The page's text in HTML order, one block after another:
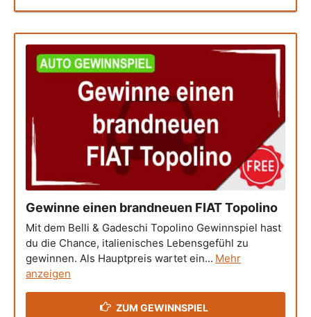
Gewinne einen brandneuen FIAT Topolino
Mit dem Belli & Gadeschi Topolino Gewinnspiel hast
du die Chance, italienisches Lebensgefühl zu
gewinnen. Als Hauptpreis wartet ein... Mehr
anzeigen
ZUM GEWINNSPIEL